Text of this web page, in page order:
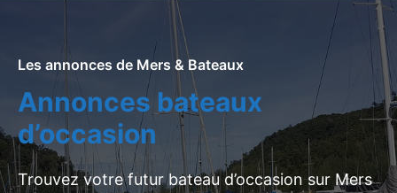
Les annonces de Mers & Bateaux
Annonces bateaux
d’occasion
Trouvez votre futur bateau d’occasion sur Mers